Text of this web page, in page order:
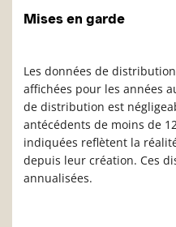
Mises en garde
Les données de
affichées pour les années
de distribution est
antécédents de moins de
indiquées reflètent la
depuis leur création. Ces
annualisées.